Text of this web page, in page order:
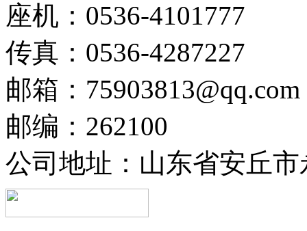
座机：0536-4101777
传真：0536-4287227
邮箱：75903813@qq.com
邮编：262100
公司地址：山东省安丘市